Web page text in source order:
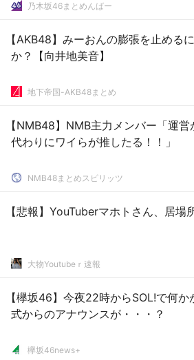
乃木坂46まとめんばー
【AKB48】みーおんの膨張を止める
か？【向井地美音】
地下帝国-AKB48まとめ
【NMB48】NMB主力メンバー「運
代わりにワイらが推したる！！」
NMB48まとめスピリッツ
【悲報】YouTuberマホトさん、居場
大物Youtubeｒ速報
【欅坂46】今夜22時からSOL!で何
式からのアナウンスが・・・？
欅坂46news+